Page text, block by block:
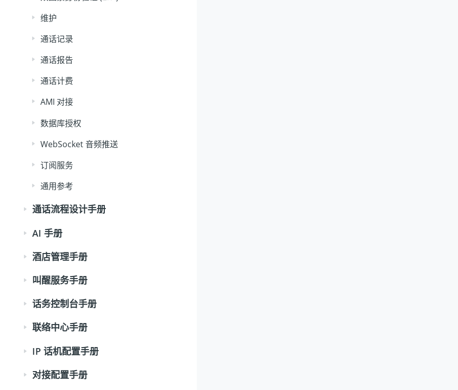
维护
通话记录
通话报告
通话计费
AMI 对接
数据库授权
WebSocket 音频推送
订阅服务
通用参考
通话流程设计手册
AI 手册
酒店管理手册
叫醒服务手册
话务控制台手册
联络中心手册
IP 话机配置手册
对接配置手册